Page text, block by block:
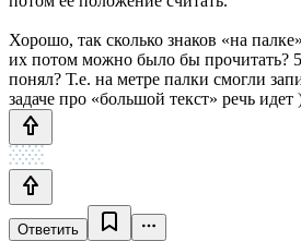
Хорошо, так сколько знаков «на
их потом можно было бы прочитать?
понял? Т.е. на метре палки смогли
задаче про «большой текст» речь идет
Ответить